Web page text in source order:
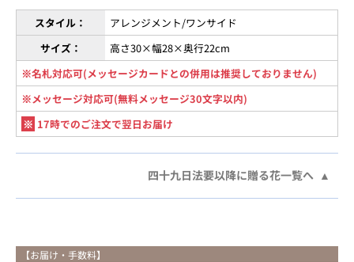
スタイル：
アレンジメント/ワンサイド
サイズ：
高さ30×幅28×奥行22cm
※名札対応可(メッセージカードとの併用は推奨しておりません)
※メッセージ対応可(無料メッセージ30文字以内)
※ 17時でのご注文で翌日お届け
四十九日法要以降に贈る花一覧へ
【お届け・手数料】